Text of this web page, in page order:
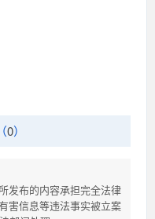
0）
发布的内容承担完全法律
害信息等违法事实被立案